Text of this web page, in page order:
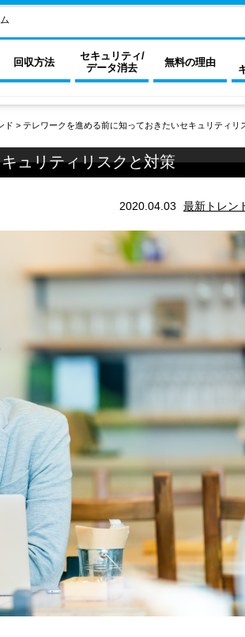
回収方法
セキュリティ/
データ消去
無料の理由
ド > テレワークを進める前に知っておきたいセキュリティリ
ュリティリスクと対策
2020.04.03 最新トレン